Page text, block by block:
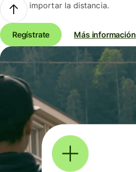
importar la distancia.
Regístrate Más información